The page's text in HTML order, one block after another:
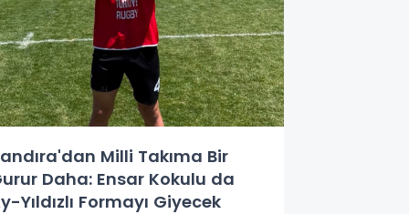
Milli Takıma Bir
Daha: Ensar Kokulu da
Yıldızlı Formayı Giyecek